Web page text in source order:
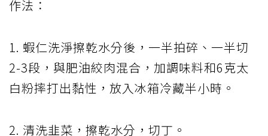
作法：
1. 蝦仁洗淨擦乾水分後，一半拍碎、一半切
2-3段，與肥油絞肉混合，加調味料和6克太
白粉摔打出黏性，放入冰箱冷藏半小時。
2. 清洗韭菜，擦乾水分，切丁。